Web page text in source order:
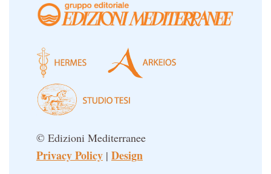
Un libro per Sempre
© Edizioni Mediterranee
Privacy Policy | Design